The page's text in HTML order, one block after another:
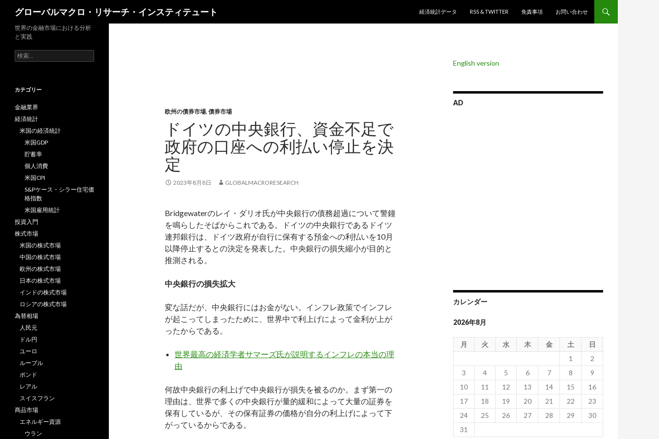
グローバルマクロ・リサーチ・インスティテュート
経済統計データ
RSS & TWITTER 免責事項 お問い合わせ
欧州の債券市場, 債券市場
ドイツの中央銀行、資金不足で
政府の口座への利払い停止を決
定
2023年8月8日 GLOBALMACRORESEARCH
Bridgewaterのレイ・ダリオ氏が中央銀行の債務超過について警鐘
を鳴らしたそばからこれである。ドイツの中央銀行であるドイツ
連邦銀行は、ドイツ政府が自行に保有する預金への利払いを10月
以降停止するとの決定を発表した。中央銀行の損失縮小が目的と
推測される。
中央銀行の損失拡大
変な話だが、中央銀行にはお金がない。インフレ政策でインフレ
が起こってしまったために、世界中で利上げによって金利が上が
ったからである。
世界最高の経済学者サマーズ氏が説明するインフレの本当の理
由
何故中央銀行の利上げで中央銀行が損失を被るのか。まず第一の
理由は、世界で多くの中央銀行が量的緩和によって大量の証券を
保有しているが、その保有証券の価格が自分の利上げによって下
がっているからである。
English version
AD
カレンダー
2026年8月
月 火 水 木 金 土
日
1
2
3
4 5 6 7 8
9
10
11 12 13 14 15
16
17
18 19 20 21 22
23
24
25 26 27 28 29
30
31
世界の金融市場における分析
と実践
検
索:
カテゴリー
金融業界
経済統計
米国の経済統計
米国GDP
貯蓄率
個人消費
米国CPI
S&Pケース・シラー住宅価
格指数
米国雇用統計
投資入門
株式市場
米国の株式市場
中国の株式市場
欧州の株式市場
日本の株式市場
インドの株式市場
ロシアの株式市場
為替相場
人民元
ドル円
ユーロ
ルーブル
ポンド
レアル
スイスフラン
商品市場
エネルギー資源
ウラン